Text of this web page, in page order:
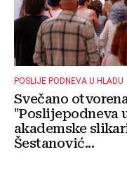
POSLIJE PODNEVA U HLADU
Svečano
"Poslijepodneva
akademske
Šestanović...